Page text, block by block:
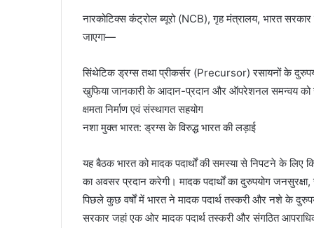
नारकोटिक्स कंट्रोल ब्यूरो (NCB), गृह मंत्रालय, भारत सरकार
जाएगा—
सिंथेटिक ड्रग्स तथा प्रीकर्सर (Precursor) रसायनों के
खुफिया जानकारी के आदान-प्रदान और ऑपरेशनल समन्वय को
क्षमता निर्माण एवं संस्थागत सहयोग
नशा मुक्त भारत: ड्रग्स के विरुद्ध भारत की लड़ाई
यह बैठक भारत को मादक पदार्थों की समस्या से निपटने के लिए
का अवसर प्रदान करेगी। मादक पदार्थों का दुरुपयोग
पिछले कुछ वर्षों में भारत ने मादक पदार्थ तस्करी और नशे के
सरकार जहां एक ओर मादक पदार्थ तस्करी और संगठित